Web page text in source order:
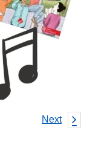
Next